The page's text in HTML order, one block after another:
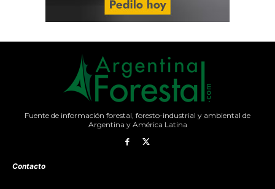
Fuente de información forestal, foresto-industrial y ambiental de
Argentina y América Latina
Contacto